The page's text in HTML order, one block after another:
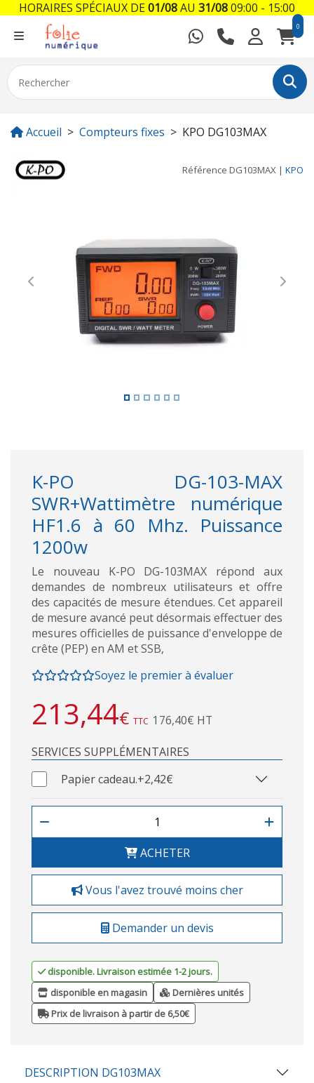
0
Accueil Compteurs fixes KPO DG103MAX
Référence DG103MAX | KPO
Previous Next
K-PO DG-103-MAX
SWR+Wattimètre numérique
HF1.6 à 60 Mhz. Puissance
1200w
Le nouveau K-PO DG-103MAX répond aux
demandes de nombreux utilisateurs et offre
des capacités de mesure étendues. Cet appareil
de mesure avancé peut désormais effectuer des
mesures officielles de puissance d'enveloppe de
crête (PEP) en AM et SSB,
Soyez le premier à évaluer
213,44€ TTC 176,40€ HT
SERVICES SUPPLÉMENTAIRES
Papier cadeau.+2,42€
ACHETER
Vous l'avez trouvé moins cher
Demander un devis
disponible. Livraison estimée 1-2 jours.
disponible en magasin
Dernières unités
Prix de livraison à partir de 6,50€
DESCRIPTION DG103MAX
HORAIRES SPÉCIAUX DE01/08AU 31/0809:00 - 15:00